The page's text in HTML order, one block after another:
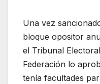
Una vez
bloque opositor
el Tribunal
Federación lo
tenía facultades